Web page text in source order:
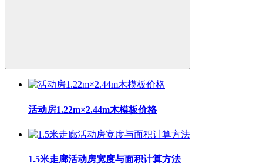
活动房1.22m×2.44m木模板价格
1.5米走廊活动房宽度与面积计算方法